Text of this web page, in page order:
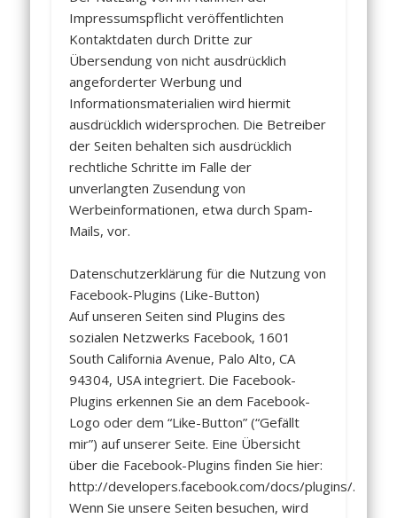
Impressumspflicht veröffentlichten
Kontaktdaten durch Dritte zur
Übersendung von nicht ausdrücklich
angeforderter Werbung und
Informationsmaterialien wird hiermit
ausdrücklich widersprochen. Die Betreiber
der Seiten behalten sich ausdrücklich
rechtliche Schritte im Falle der
unverlangten Zusendung von
Werbeinformationen, etwa durch Spam-
Mails, vor.
Datenschutzerklärung für die Nutzung von
Facebook-Plugins (Like-Button)
Auf unseren Seiten sind Plugins des
sozialen Netzwerks Facebook, 1601
South California Avenue, Palo Alto, CA
94304, USA integriert. Die Facebook-
Plugins erkennen Sie an dem Facebook-
Logo oder dem “Like-Button” (“Gefällt
mir”) auf unserer Seite. Eine Übersicht
über die Facebook-Plugins finden Sie hier:
http://developers.facebook.com/docs/plugins/.
Wenn Sie unsere Seiten besuchen, wird